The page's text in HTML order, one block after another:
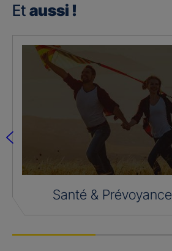
Et aussi !
Santé & Prévoyance